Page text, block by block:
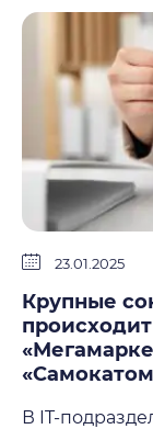
23.01.2025
Крупные
В IT-